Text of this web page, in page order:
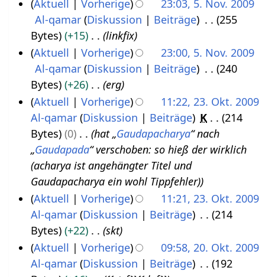
s
a
m
m
e
n
f
a
s
s
u
n
g
s
u
s
a
m
m
e
n
f
a
s
s
u
n
g
u
n
s
u
s
a
m
m
e
n
f
a
s
s
u
0
e
i
t
u
n
s
z
u
s
a
m
m
e
n
f
a
m
1
r
b
e
i
t
u
n
s
z
s
a
m
m
e
B
e
r
b
e
i
u
n
g
s
z
s
a
i
n
B
e
a
r
e
i
t
u
n
g
s
z
N
e
0
Aktuell Vorherige
23:03, 5. Nov. 2009
Al-qamar Diskussion Beiträge
255
Bytes
+15
linkfix
Aktuell
Vorherige
23:00, 5. Nov. 2009
Al-qamar Diskussion Beiträge
240
Bytes
+26 erg
e
Aktuell Vorherige
11:22, 23. Okt. 2009
Al-qamar Diskussion Beiträge K
214
Bytes
0 hat „Gaudapacharya“ nach
„Gaudapada“ verschoben: so hieß der wirklich
(acharya ist angehängter Titel und
Gaudapacharya ein wohl Tippfehler)
Aktuell
Vorherige
11:21, 23. Okt. 2009
Al-qamar Diskussion Beiträge
214
Bytes
+22 skt
Aktuell Vorherige
09:58, 20. Okt. 2009
Al-qamar Diskussion Beiträge
192